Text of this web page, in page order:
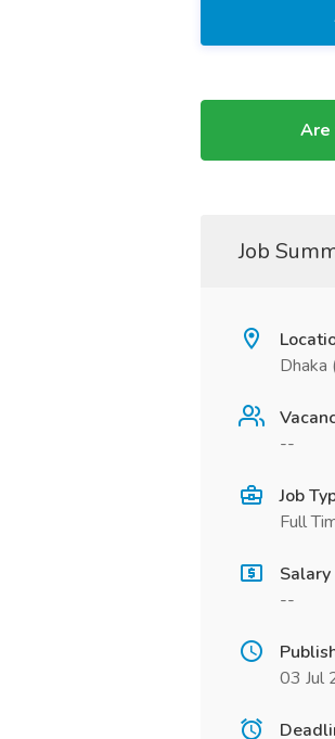
Are
Job
Dhaka
--
Job
Full
Salary
--
03 Jul